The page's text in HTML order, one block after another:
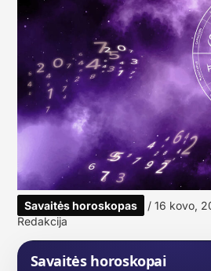
Savaitės horoskopas / 16 kovo,
Redakcija
Savaitės horoskopai